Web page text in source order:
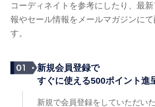
コーディネイトを参考にしたり、最
報やセール情報をメールマガジンにて
す。
新規会員登録で
すぐに使える500ポイント進
新規で会員登録をしていただい